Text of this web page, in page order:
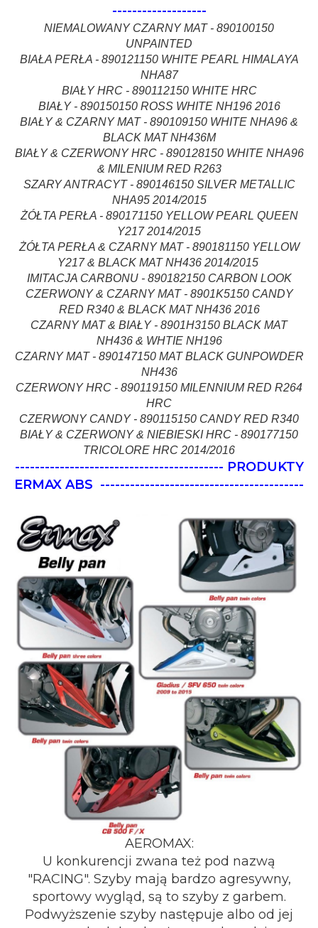
-------------------
NIEMALOWANY CZARNY MAT - 890100150
UNPAINTED
BIAŁA PERŁA - 890121150 WHITE PEARL HIMALAYA
NHA87
BIAŁY HRC - 890112150 WHITE HRC
BIAŁY - 890150150 ROSS WHITE NH196 2016
BIAŁY & CZARNY MAT - 890109150 WHITE NHA96 &
BLACK MAT NH436M
BIAŁY & CZERWONY HRC - 890128150 WHITE NHA96
& MILENIUM RED R263
SZARY ANTRACYT - 890146150 SILVER METALLIC
NHA95 2014/2015
ŻÓŁTA PERŁA - 890171150 YELLOW PEARL QUEEN
Y217 2014/2015
ŻÓŁTA PERŁA & CZARNY MAT - 890181150 YELLOW
Y217 & BLACK MAT NH436 2014/2015
IMITACJA CARBONU - 890182150 CARBON LOOK
CZERWONY & CZARNY MAT - 8901K5150 CANDY
RED R340 & BLACK MAT NH436 2016
CZARNY MAT & BIAŁY - 8901H3150 BLACK MAT
NH436 & WHTIE NH196
CZARNY MAT - 890147150 MAT BLACK GUNPOWDER
NH436
CZERWONY HRC - 890119150 MILENNIUM RED R264
HRC
CZERWONY CANDY - 890115150 CANDY RED R340
BIAŁY & CZERWONY & NIEBIESKI HRC - 890177150
TRICOLORE HRC 2014/2016
------------------------------------------ PRODUKTY
ERMAX ABS -----------------------------------------
AEROMAX:
U konkurencji zwana też pod nazwą
"RACING". Szyby mają bardzo agresywny,
sportowy wygląd, są to szyby z garbem.
Podwyższenie szyby następuje albo od jej